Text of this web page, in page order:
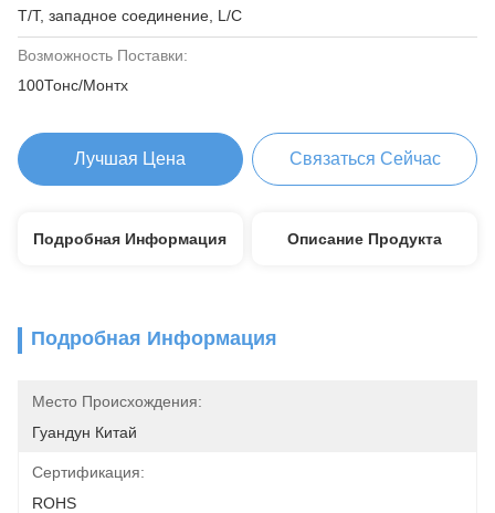
T/T, западное соединение, L/C
Возможность Поставки:
100Тонс/Монтх
Лучшая Цена Связаться Сейчас
Подробная Информация Описание Продукта
Подробная Информация
Место Происхождения:
Гуандун Китай
Сертификация:
ROHS